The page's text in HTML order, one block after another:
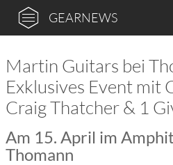
GEARNEWS
Martin Guitars bei
Exklusives Event mit
Craig Thatcher & 1
Am 15. April im
Thomann